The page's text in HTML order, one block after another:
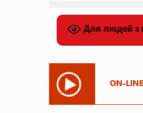
Для людей з